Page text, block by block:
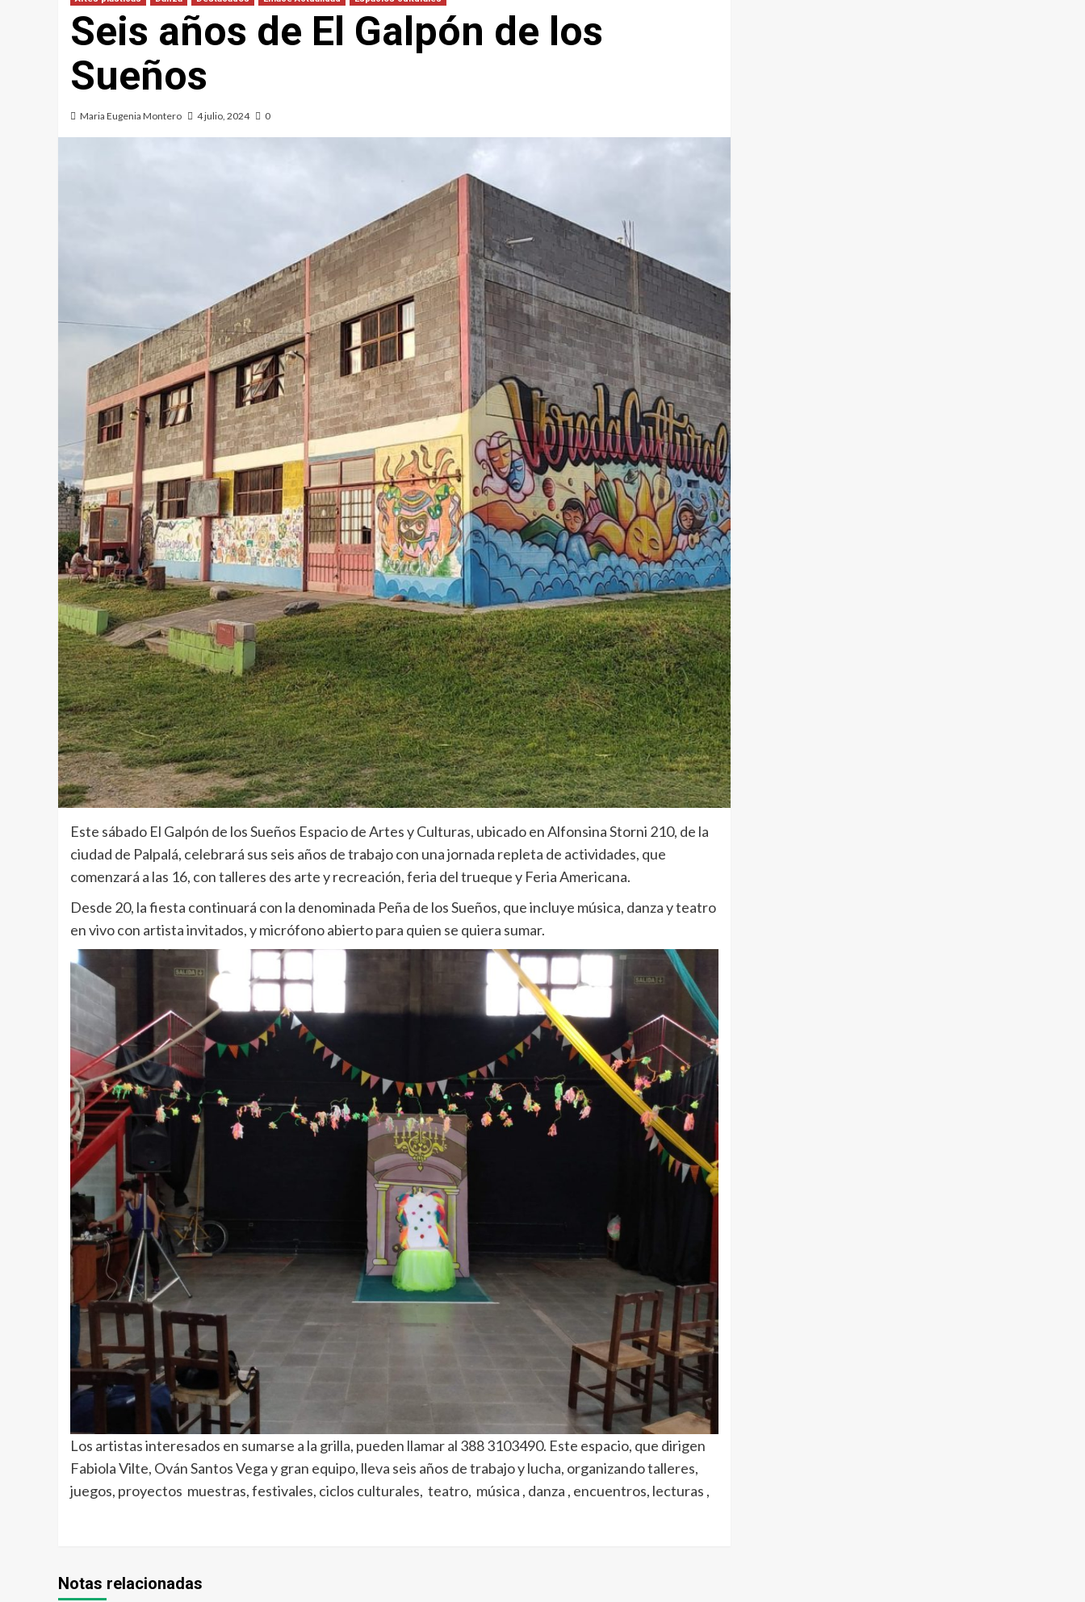
Seis años de El Galpón de los
Sueños
Maria Eugenia Montero 4 julio, 2024 0
Este sábado El Galpón de los Sueños Espacio de Artes y Culturas, ubicado en Alfonsina Storni 210, de la
ciudad de Palpalá, celebrará sus seis años de trabajo con una jornada repleta de actividades, que
comenzará a las 16, con talleres des arte y recreación, feria del trueque y Feria Americana.
Desde 20, la fiesta continuará con la denominada Peña de los Sueños, que incluye música, danza y teatro
en vivo con artista invitados, y micrófono abierto para quien se quiera sumar.
Los artistas interesados en sumarse a la grilla, pueden llamar al 388 3103490. Este espacio, que dirigen
Fabiola Vilte, Ován Santos Vega y gran equipo, lleva seis años de trabajo y lucha, organizando talleres,
juegos, proyectos muestras, festivales, ciclos culturales, teatro, música , danza , encuentros, lecturas ,
Notas relacionadas